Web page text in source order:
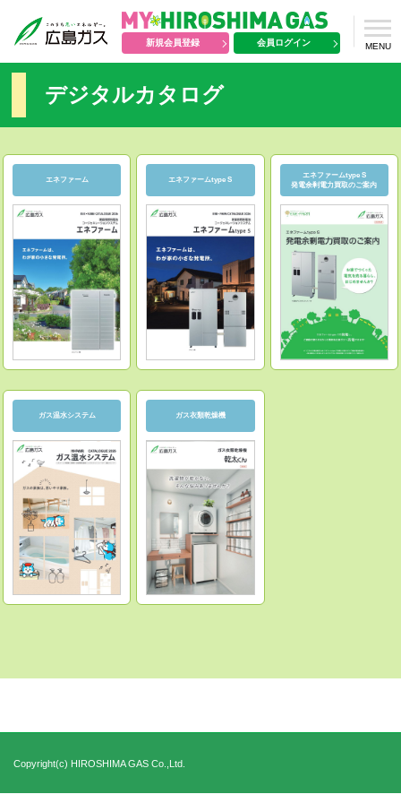
新規会員登録 会員ログイン MENU
デジタルカタログ
エネファーム エネファームtype S
エネファームtype S
発電余剰電力買取のご案内
ガス温水システム ガス衣類乾燥機
Copyright(c) HIROSHIMA GAS Co.,Ltd.